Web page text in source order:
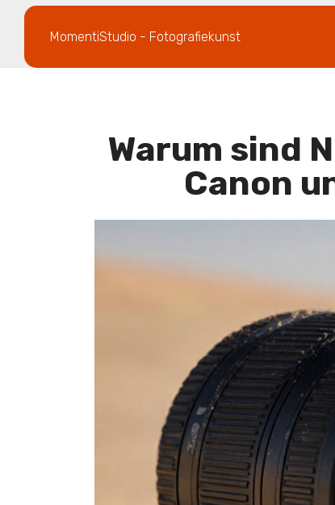
MomentiStudio - Fotografiekunst
Warum sind
Canon